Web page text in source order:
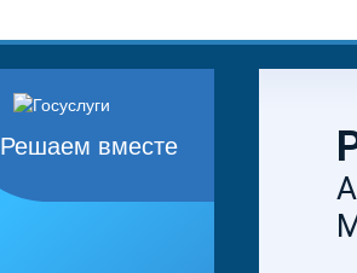
Решаем вместе